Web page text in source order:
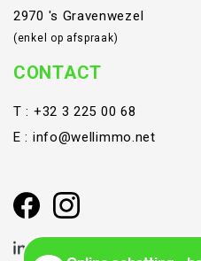
2970 's Gravenwezel
(enkel op afspraak)
CONTACT
T : +32 3 225 00 68
E : info@wellimmo.net